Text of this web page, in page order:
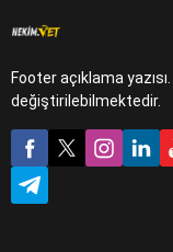
olarak görülmektedir.
bakım ve
uzun, sağlıklı yaşam
sürebilirler.
Footer açıklama
değiştirilebilmektedir.